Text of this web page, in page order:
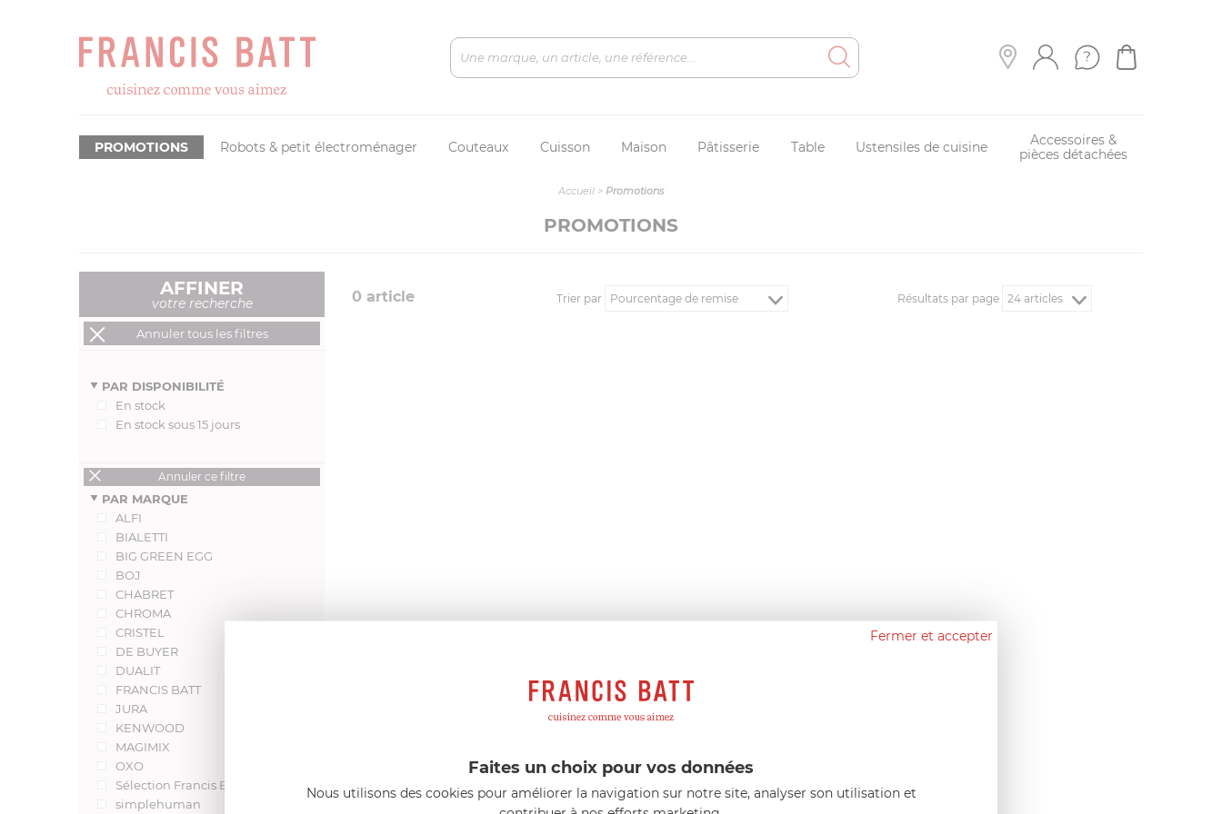
Robots & petit électroménager Couteaux Cuisson Maison Pâtisserie Table Ustensiles de cuisine
Accessoires &
pièces détachées
PROMOTIONS
Accueil > Promotions
PROMOTIONS
AFFINER
votre recherche
Annuler tous les filtres
PAR DISPONIBILITÉ
En stock
En stock sous 15 jours
PAR MARQUE
ALFI
BIALETTI
BIG GREEN EGG
BOJ
CHABRET
CHROMA
CRISTEL
DE BUYER
DUALIT
FRANCIS BATT
JURA
KENWOOD
MAGIMIX
OXO
Sélection Francis BATT
simplehuman
Annuler ce filtre
0 article Trier par Résultats par page
Fermer et accepter
Faites un choix pour vos données
Nous utilisons des cookies pour améliorer la navigation sur notre site, analyser son utilisation et